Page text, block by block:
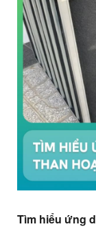
Tìm hiểu ứng